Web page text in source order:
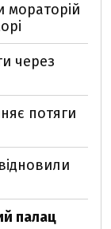
мораторій
через
потяги
палац